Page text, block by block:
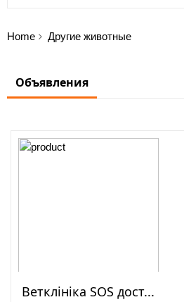
Home Другие животные
Объявления
Просмотреть
Ветклініка SOS дост...